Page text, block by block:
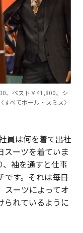
、ベスト￥41,800、シ
べてポール・スミス〉
員は何を着て出社
スーツを着ていま
、袖を通すと仕事
です。それは毎日
スーツによってオ
られているように